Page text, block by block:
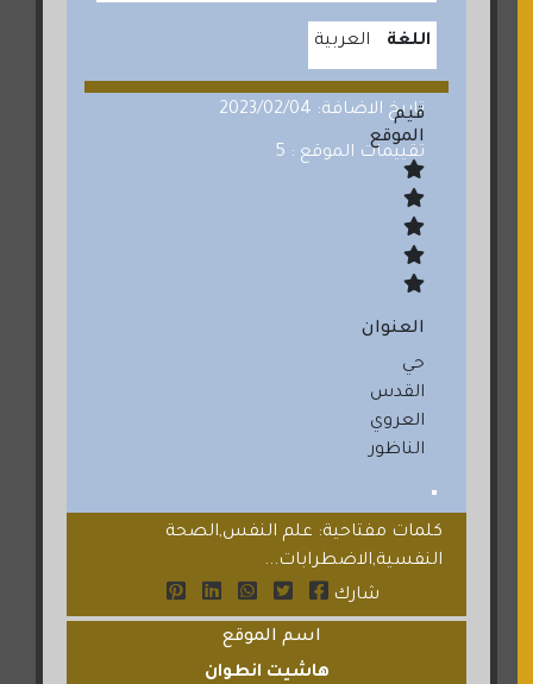
اللغة العربية
تاريخ الاضافة: 2023/02/04
تقييمات الموقع : 5
قيم
الموقع
العنوان
حي
القدس
العروي
الناظور
كلمات مفتاحية: علم النفس,الصحة
النفسية,الاضطرابات...
شارك
اسم الموقع
هاشيت انطوان